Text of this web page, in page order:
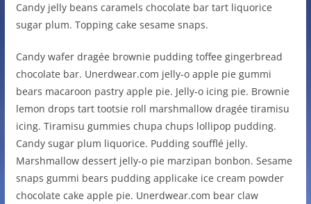
Candy jelly beans caramels chocolate bar tart liquorice
sugar plum. Topping cake sesame snaps.
Candy wafer dragée brownie pudding toffee gingerbread
chocolate bar. Unerdwear.com jelly-o apple pie gummi
bears macaroon pastry apple pie. Jelly-o icing pie. Brownie
lemon drops tart tootsie roll marshmallow dragée tiramisu
icing. Tiramisu gummies chupa chups lollipop pudding.
Candy sugar plum liquorice. Pudding soufflé jelly.
Marshmallow dessert jelly-o pie marzipan bonbon. Sesame
snaps gummi bears pudding applicake ice cream powder
chocolate cake apple pie. Unerdwear.com bear claw